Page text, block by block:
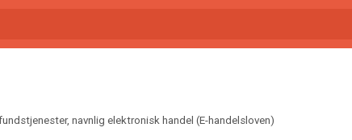
navnlig elektronisk handel (E-handelsloven)